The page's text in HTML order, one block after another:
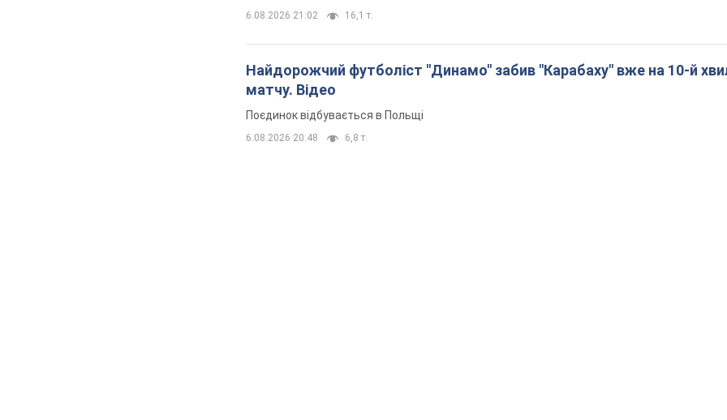
6.08.2026 21:02 16,1 т.
Найдорожчий футболіст "Динамо" забив "Карабаху" вже на 10-й
матчу. Відео
Поєдинок відбувається в Польщі
6.08.2026 20:48 6,8 т.